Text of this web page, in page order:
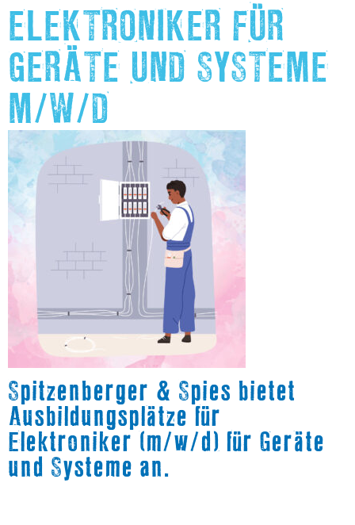
ELEKTRONIKER FÜR
GERÄTE UND SYSTEME
M/W/D
Spitzenberger & Spies bietet
Ausbildungsplätze für
Elektroniker (m/w/d) für Geräte
und Systeme an.